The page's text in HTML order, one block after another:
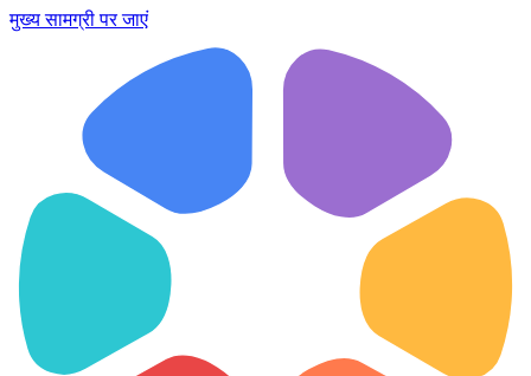
मुख्य सामग्री पर जाएं